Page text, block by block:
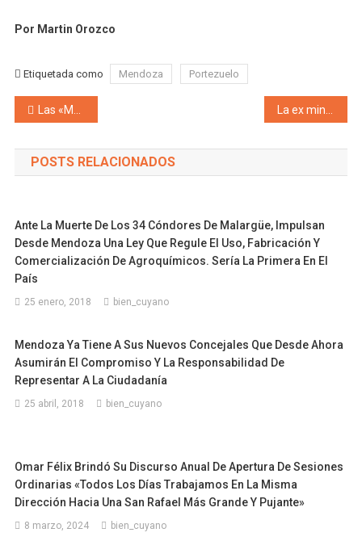
Por Martin Orozco
Etiquetada como Mendoza Portezuelo
Navegación de entradas
Las «Manos Mágicas» de Mendoza cambiaron a la fiscal en la denuncia contra Cornejo por manipular designaciones de jueces a dedo
POSTS RELACIONADOS
Ante La Muerte De Los 34 Cóndores De Malargüe, Impulsan
Desde Mendoza Una Ley Que Regule El Uso, Fabricación Y
Comercialización De Agroquímicos. Sería La Primera En El
País
25 enero, 2018 bien_cuyano
Mendoza Ya Tiene A Sus Nuevos Concejales Que Desde Ahora
Asumirán El Compromiso Y La Responsabilidad De
Representar A La Ciudadanía
25 abril, 2018 bien_cuyano
Omar Félix Brindó Su Discurso Anual De Apertura De Sesiones
Ordinarias «Todos Los Días Trabajamos En La Misma
Dirección Hacia Una San Rafael Más Grande Y Pujante»
8 marzo, 2024 bien_cuyano